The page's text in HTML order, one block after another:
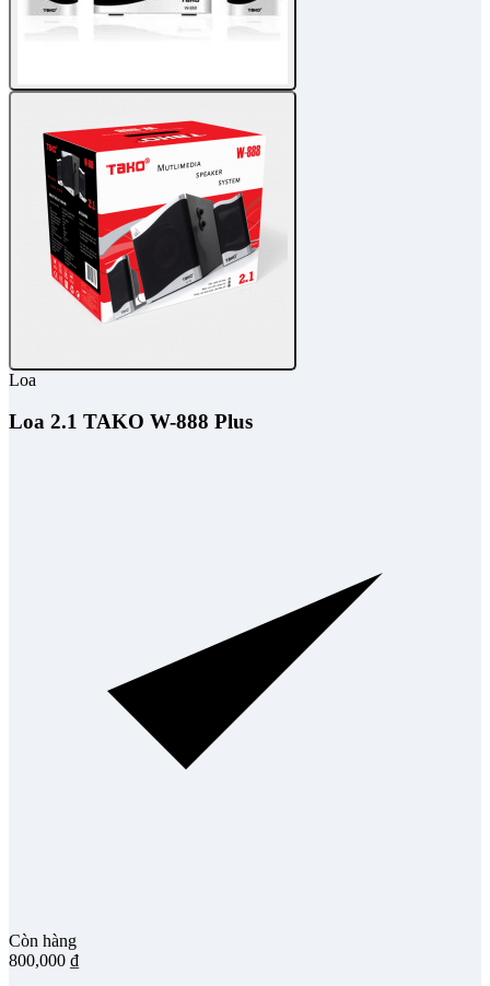
Loa
Loa 2.1 TAKO W-888 Plus
Còn hàng
800,000 ₫